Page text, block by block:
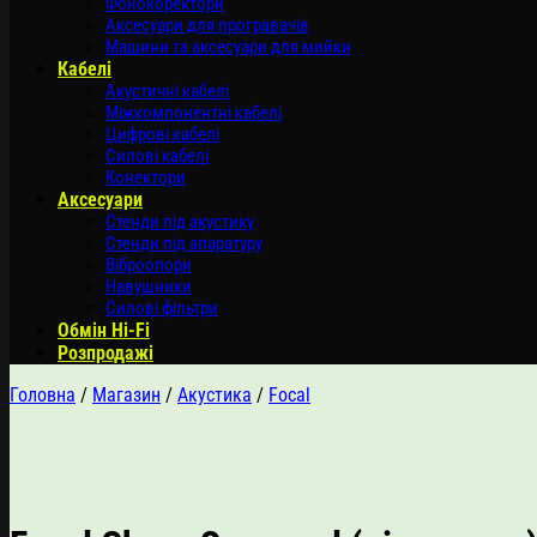
Аксесуари для програвачів
Машини та аксесуари для мийки
Кабелі
Акустичні кабелі
Міжкомпонентні кабелі
Цифрові кабелі
Силові кабелі
Конектори
Аксесуари
Стенди під акустику
Стенди під апаратуру
Віброопори
Навушники
Силові фільтри
Обмін Hi-Fi
Розпродажі
Головна / Магазин / Акустика / Focal